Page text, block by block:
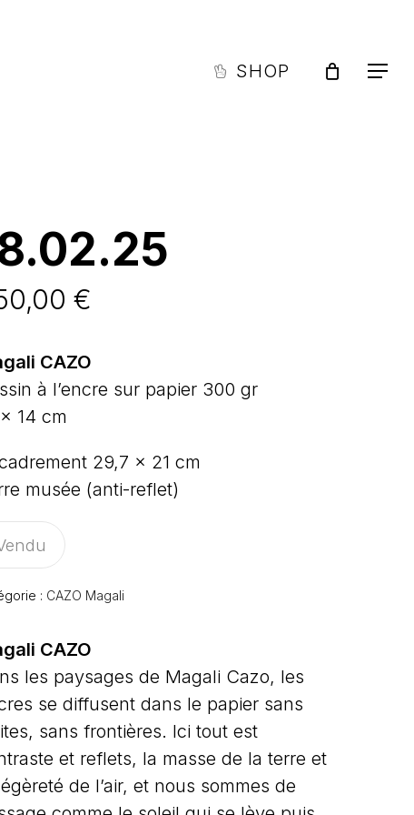
SHOP Menu
Cart
€
CAZO
à l’encre sur papier 300 gr
14 cm
29,7 x 21 cm
musée (anti-reflet)
: CAZO Magali
CAZO
les paysages de Magali Cazo, les
se diffusent dans le papier sans
sans frontières. Ici tout est
et reflets, la masse de la terre et
de l’air, et nous sommes de